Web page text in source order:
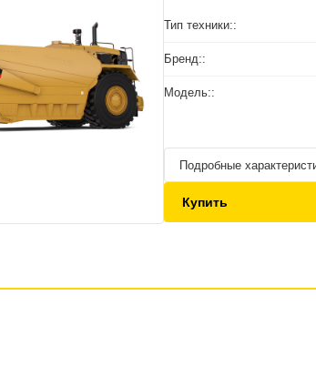
Тип техники::
Бренд::
Модель::
Подробные
Купить